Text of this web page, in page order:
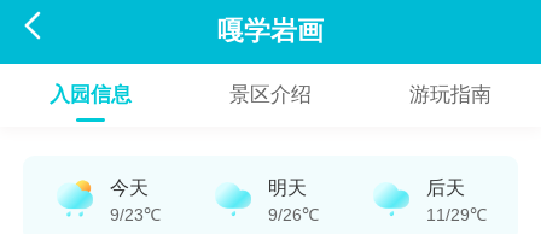
 嘎学岩画
入园信息 景区介绍 游玩指南
今天
9/23℃
明天
9/26℃
后天
11/29℃